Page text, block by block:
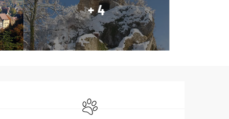
+ 4
Tiere erlaubt